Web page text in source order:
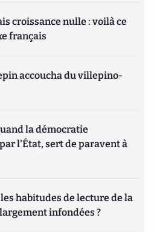
croissance nulle : voilà ce
français
accoucha du villepino-
la démocratie
l'État, sert de paravent à
habitudes de lecture de la
infondées ?